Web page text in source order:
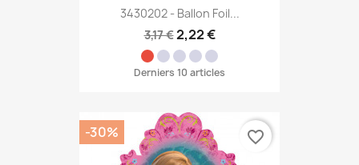
3430202 - Ballon Foil...
3,17 €2,22 €
Derniers 10 articles
-30% favorite_border